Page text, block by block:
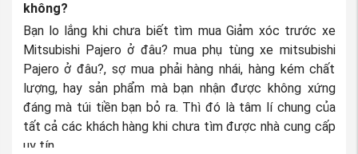
không?
Bạn lo lắng khi chưa biết tìm mua Giảm xóc trước xe
Mitsubishi Pajero ở đâu? mua phụ tùng xe mitsubishi
Pajero ở đâu?, sợ mua phải hàng nhái, hàng kém chất
lượng, hay sản phẩm mà bạn nhận được không xứng
đáng mà túi tiền bạn bỏ ra. Thì đó là tâm lí chung của
tất cả các khách hàng khi chưa tìm được nhà cung cấp
uy tín.